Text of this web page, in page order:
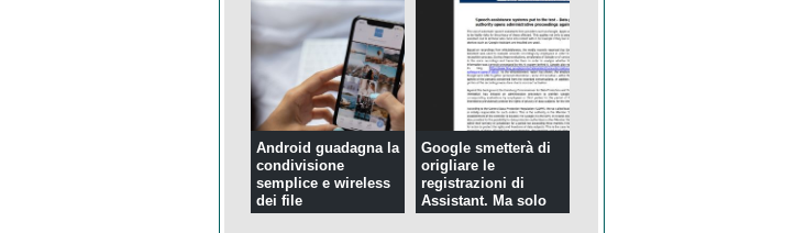
Android guadagna la
condivisione
semplice e wireless
dei file
Google smetterà di
origliare le
registrazioni di
Assistant. Ma solo
per tre...